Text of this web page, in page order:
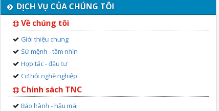
DỊCH VỤ CỦA CHÚNG TÔI
Về chúng tôi
Giới thiệu chung
Sứ mệnh - tầm nhìn
Hợp tác - đầu tư
Cơ hội nghề nghiệp
Chính sách TNC
Bảo hành - hậu mãi